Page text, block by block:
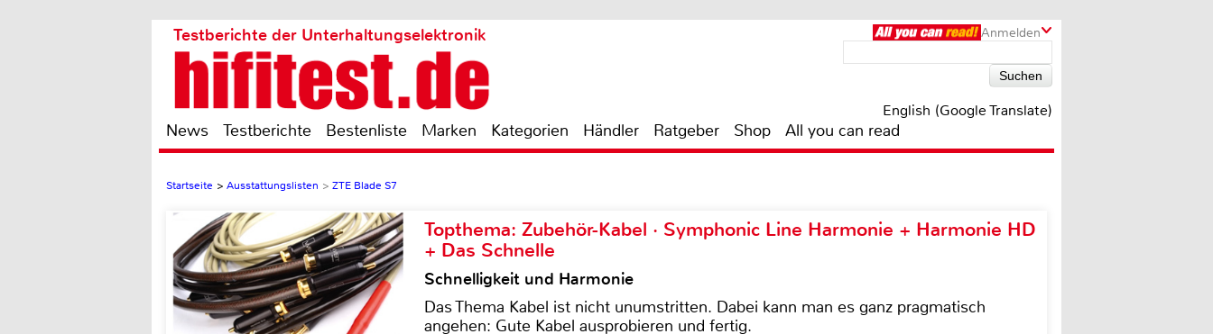
Anmelden
Testberichte der Unterhaltungselektronik
English (Google Translate)
News Testberichte Bestenliste Marken Kategorien Händler Ratgeber Shop All you can read
Startseite > Ausstattungslisten > ZTE Blade S7
Topthema: Zubehör-Kabel · Symphonic Line Harmonie + Harmonie HD
+ Das Schnelle
Schnelligkeit und Harmonie
Das Thema Kabel ist nicht unumstritten. Dabei kann man es ganz pragmatisch
angehen: Gute Kabel ausprobieren und fertig.